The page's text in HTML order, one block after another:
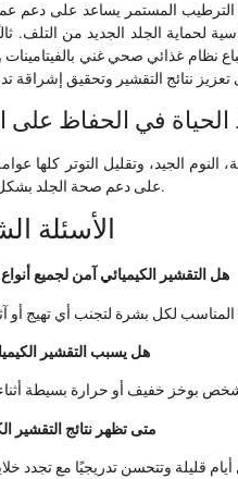
الترطيب المستمر يساعد على دعم
لحماية الجلد الجديد من التلف.
نظام غذائي صحي غني بالفيتامينات
في الحفاظ على
الجيد، وتقليل التوتر كلها
على دعم صحة الجلد بشكل مستمر.
الأسئلة
هل التقشير الكيميائي آمن لجميع
هل يسبب التقشير
متى تظهر نتائج التقشير